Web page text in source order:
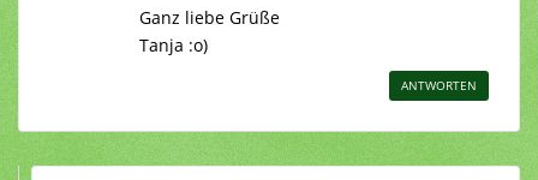
Ganz liebe Grüße
Tanja :o)
ANTWORTEN